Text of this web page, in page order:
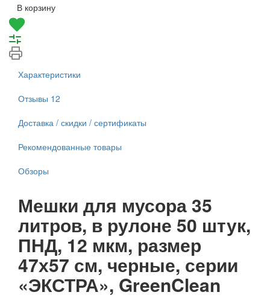
В корзину
Характеристики
Отзывы 12
Доставка / скидки / сертификаты
Рекомендованные товары
Обзоры
Мешки для мусора 35
литров, в рулоне 50 штук,
ПНД, 12 мкм, размер
47х57 см, черные, серии
«ЭКСТРА», GreenClean